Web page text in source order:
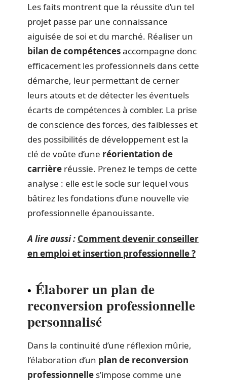
Les faits montrent que la réussite d’un tel
projet passe par une connaissance
aiguisée de soi et du marché. Réaliser un
bilan de compétencesaccompagne donc
efficacement les professionnels dans cette
démarche, leur permettant de cerner
leurs atouts et de détecter les éventuels
écarts de compétences à combler. La prise
de conscience des forces, des faiblesses et
des possibilités de développement est la
clé de voûte d’une réorientation de
carrière réussie. Prenez le temps de cette
analyse : elle est le socle sur lequel vous
bâtirez les fondations d’une nouvelle vie
professionnelle épanouissante.
A lire aussi : Comment devenir conseiller
en emploi et insertion professionnelle ?
Élaborer un plan de
reconversion professionnelle
personnalisé
Dans la continuité d’une réflexion mûrie,
l’élaboration d’un plan de reconversion
professionnelle s’impose comme une